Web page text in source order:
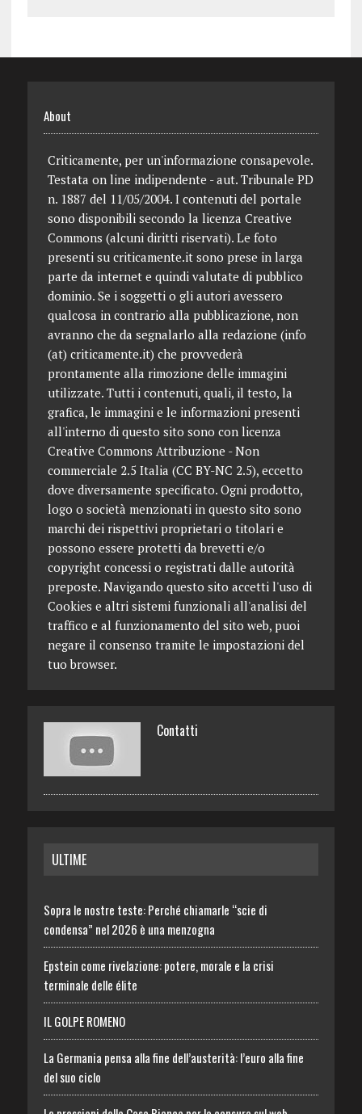
About
Criticamente, per un'informazione consapevole.
Testata on line indipendente - aut. Tribunale PD
n. 1887 del 11/05/2004. I contenuti del portale
sono disponibili secondo la licenza Creative
Commons (alcuni diritti riservati). Le foto
presenti su criticamente.it sono prese in larga
parte da internet e quindi valutate di pubblico
dominio. Se i soggetti o gli autori avessero
qualcosa in contrario alla pubblicazione, non
avranno che da segnalarlo alla redazione (info
(at) criticamente.it) che provvederà
prontamente alla rimozione delle immagini
utilizzate. Tutti i contenuti, quali, il testo, la
grafica, le immagini e le informazioni presenti
all'interno di questo sito sono con licenza
Creative Commons Attribuzione - Non
commerciale 2.5 Italia (CC BY-NC 2.5), eccetto
dove diversamente specificato. Ogni prodotto,
logo o società menzionati in questo sito sono
marchi dei rispettivi proprietari o titolari e
possono essere protetti da brevetti e/o
copyright concessi o registrati dalle autorità
preposte. Navigando questo sito accetti l'uso di
Cookies e altri sistemi funzionali all'analisi del
traffico e al funzionamento del sito web, puoi
negare il consenso tramite le impostazioni del
tuo browser.
Contatti
ULTIME
Sopra le nostre teste: Perché chiamarle “scie di
condensa” nel 2026 è una menzogna
Epstein come rivelazione: potere, morale e la crisi
terminale delle élite
IL GOLPE ROMENO
La Germania pensa alla fine dell’austerità: l’euro alla fine
del suo ciclo